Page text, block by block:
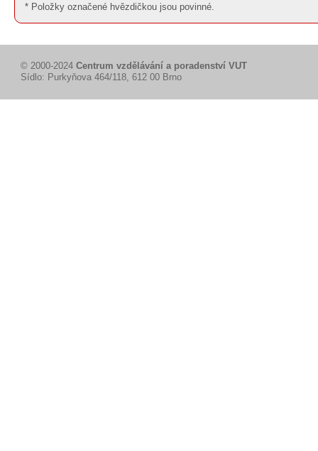
* Položky označené hvězdičkou jsou povinné.
© 2000-2024 Centrum vzdělávání a poradenství VUT
Sídlo: Purkyňova 464/118, 612 00 Brno